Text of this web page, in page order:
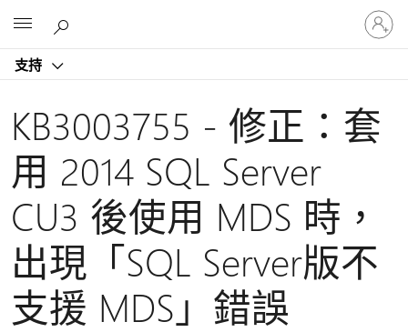
支持
登
入
您
戶
KB3003755 - 修正：套
用 2014 SQL Server
CU3 後使用 MDS 時，
出現「SQL Server版不
支援 MDS」錯誤